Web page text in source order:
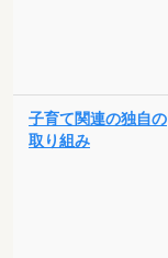
子育て関連の独自の
取り組み